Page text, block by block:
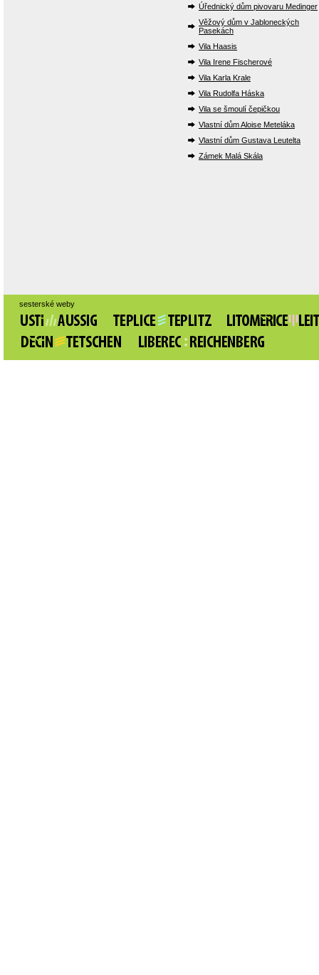
Úřednický dům pivovaru Medinger
Věžový dům v Jabloneckých
Pasekách
Vila Haasis
Vila Irene Fischerové
Vila Karla Krale
Vila Rudolfa Háska
Vila se šmoulí čepičkou
Vlastní dům Aloise Meteláka
Vlastní dům Gustava Leutelta
Zámek Malá Skála
sesterské weby